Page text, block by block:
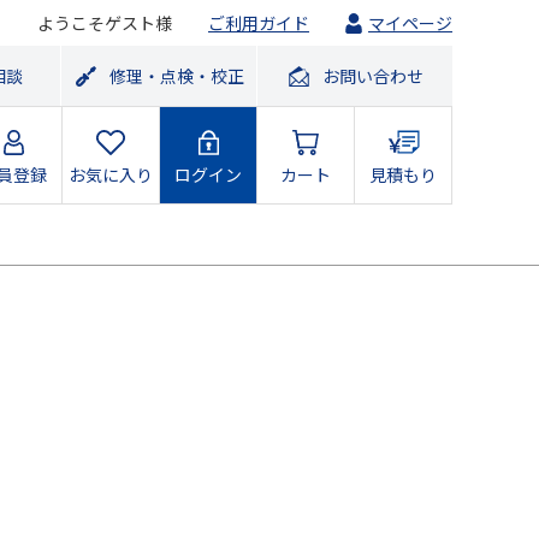
ようこそゲスト様 ご利用ガイド マイページ
談 修理・点検・校正 お問い合わせ
登録 お気に入り ログイン カート 見積もり